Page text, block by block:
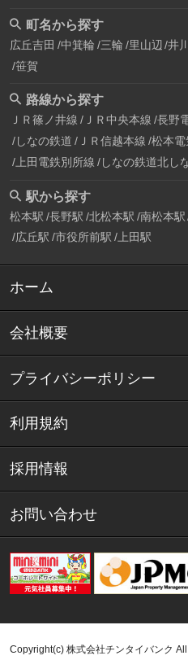
町名から探す
広丘吉田 中箕輪 三輪 里山辺 井
笹賀
路線から探す
ＪＲ篠ノ井線 ＪＲ中央本線 長野
しなの鉄道 ＪＲ信越本線 松本電
上田電鉄別所線 しなの鉄道北し
駅から探す
松本駅 長野駅 北松本駅 南松本駅
広丘駅 市役所前駅 上田駅
ホーム
会社概要
プライバシーポリシー
利用規約
採用情報
お問い合わせ
Copyright(c) 株式会社チンタイバンク